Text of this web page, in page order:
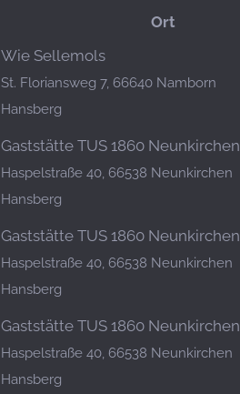
Ort
Wie Sellemols
St. Floriansweg 7, 66640 Namborn
Hansberg
Gaststätte TUS 1860 Neunkirchen
Haspelstraße 40, 66538 Neunkirchen
Hansberg
Gaststätte TUS 1860 Neunkirchen
Haspelstraße 40, 66538 Neunkirchen
Hansberg
Gaststätte TUS 1860 Neunkirchen
Haspelstraße 40, 66538 Neunkirchen
Hansberg